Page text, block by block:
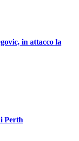
in attacco la
Perth